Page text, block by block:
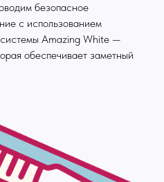
безопасное
с использованием
Amazing White —
обеспечивает заметный